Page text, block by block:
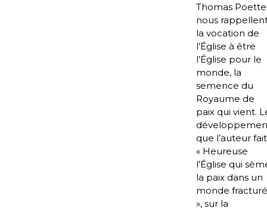
Thomas Poette
nous
la vocation de
l’Église à être
l’Église pour le
monde, la
semence du
Royaume de
paix qui vient.
que l’auteur
« Heureuse
l’Église qui
la paix dans un
monde fracturé
», sur la